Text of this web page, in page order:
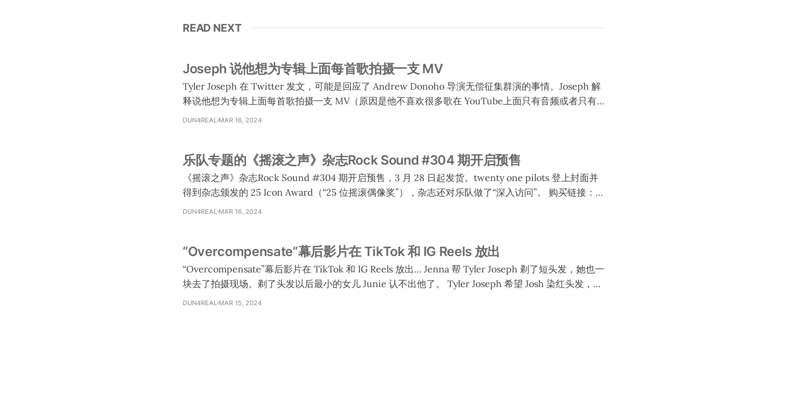
READ NEXT
Joseph 说他想为专辑上面每首歌拍摄一支 MV
Tyler Joseph 在 Twitter 发文，可能是回应了 Andrew Donoho 导演无偿征集群演的事情。Joseph 解
释说他想为专辑上面每首歌拍摄一支 MV（原因是他不喜欢很多歌在 YouTube上面只有音频或者只有
visualizer），当中一些 MV 会是低成本作品。一共 13 首歌，当中一首有两个版本（估计是 Jenna 和
一支 MV，Josh 说他还要一段时间考虑。Joseph 说如果有后续的话他会继续更新此事。
DUN4REAL MAR 16, 2024
乐队专题的《摇滚之声》杂志Rock Sound #304 期开启预售
《摇滚之声》杂志Rock Sound #304 期开启预售，3 月 28 日起发货。twenty one pilots 登上封面并
得到杂志颁发的 25 Icon Award（“25 位摇滚偶像奖”），杂志还对乐队做了“深入访问”。 购买链接：
us.shop.rocksound.tv/~ Twenty One Pilots are Rock Sound 25 Icons As they accept their Icon
DUN4REAL MAR 16, 2024
“Overcompensate”幕后影片在 TikTok 和 IG Reels 放出
“Overcompensate”幕后影片在 TikTok 和 IG Reels 放出… Jenna 帮 Tyler Joseph 剃了短头发，她也一
块去了拍摄现场。剃了头发以后最小的女儿 Junie 认不出他了。 Tyler Joseph 希望 Josh 染红头发，但
是他只染了鬓角和边上的地方。Joseph 觉得他染得不够多，在镜头上不明显。 Tyler Joseph 让 Josh
DUN4REAL MAR 15, 2024